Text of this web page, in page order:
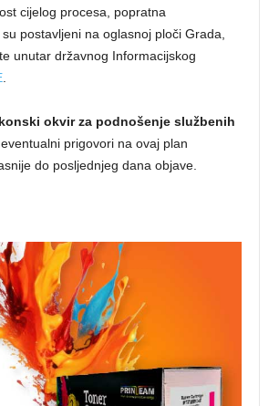
cijelog procesa, popratna
postavljeni na oglasnoj ploči Grada,
unutar državnog Informacijskog
.
okvir za podnošenje službenih
prigovori na ovaj plan
do posljednjeg dana objave.